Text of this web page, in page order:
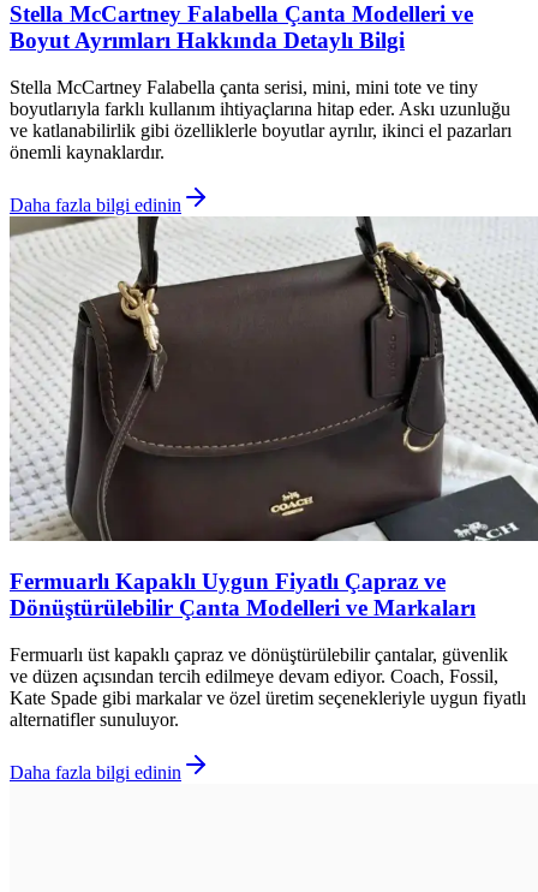
Stella McCartney Falabella Çanta Modelleri ve
Boyut Ayrımları Hakkında Detaylı Bilgi
Stella McCartney Falabella çanta serisi, mini, mini tote ve tiny
boyutlarıyla farklı kullanım ihtiyaçlarına hitap eder. Askı uzunluğu
ve katlanabilirlik gibi özelliklerle boyutlar ayrılır, ikinci el pazarları
önemli kaynaklardır.
Daha fazla bilgi edinin
Fermuarlı Kapaklı Uygun Fiyatlı Çapraz ve
Dönüştürülebilir Çanta Modelleri ve Markaları
Fermuarlı üst kapaklı çapraz ve dönüştürülebilir çantalar, güvenlik
ve düzen açısından tercih edilmeye devam ediyor. Coach, Fossil,
Kate Spade gibi markalar ve özel üretim seçenekleriyle uygun fiyatlı
alternatifler sunuluyor.
Daha fazla bilgi edinin